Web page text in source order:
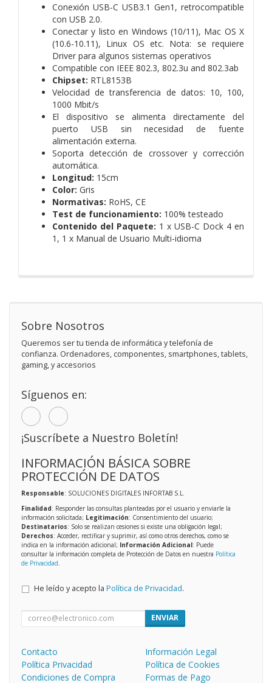
Conexión USB-C USB3.1 Gen1, retrocompatible
con USB 2.0.
Conectar y listo en Windows (10/11), Mac OS X
(10.6-10.11), Linux OS etc. Nota: se requiere
Driver para algunos sistemas operativos
Compatible con IEEE 802.3, 802.3u and 802.3ab
Chipset: RTL8153B
Velocidad de transferencia de datos: 10, 100,
1000 Mbit/s
El dispositivo se alimenta directamente del
puerto USB sin necesidad de fuente
alimentación externa.
Soporta detección de crossover y corrección
automática.
Longitud: 15cm
Color: Gris
Normativas: RoHS, CE
Test de funcionamiento: 100% testeado
Contenido del Paquete: 1 x USB-C Dock 4 en
1, 1 x Manual de Usuario Multi-idioma
Sobre Nosotros
Queremos ser tu tienda de informática y telefonía de
confianza. Ordenadores, componentes, smartphones, tablets,
gaming, y accesorios
Síguenos en:
¡Suscríbete a Nuestro Boletín!
INFORMACIÓN BÁSICA SOBRE
PROTECCIÓN DE DATOS
Responsable: SOLUCIONES DIGITALES INFORTAB S.L.
Finalidad: Responder las consultas planteadas por el usuario y enviarle la
información solicitada; Legitimación: Consentimiento del usuario;
Destinatarios: Solo se realizan cesiones si existe una obligación legal;
Derechos: Acceder, rectificar y suprimir, así como otros derechos, como se
indica en la información adicional; Información Adicional: Puede
consultar la información completa de Protección de Datos en nuestra Política
de Privacidad
He leído y acepto la Política de Privacidad.
ENVIAR
Contacto
Información Legal
Política Privacidad
Política de Cookies
Condiciones de Compra
Formas de Pago